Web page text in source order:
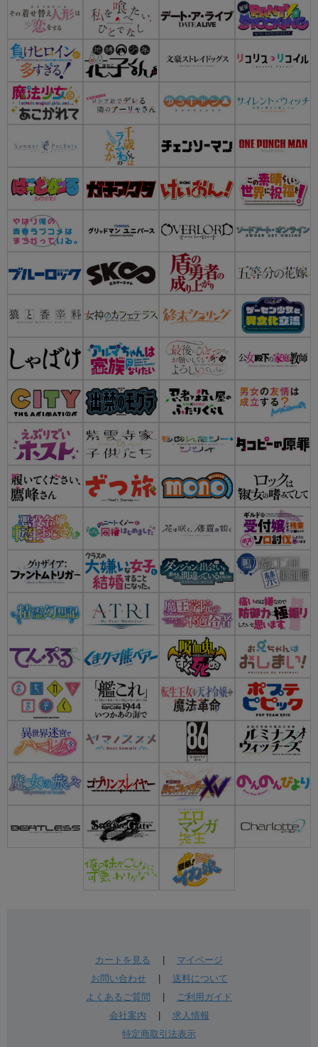
カートを見る
マイページ
お問い合わせ| 送料について
よくあるご質問
ご利用ガイド
会社案内
求人情報
特定商取引法表示